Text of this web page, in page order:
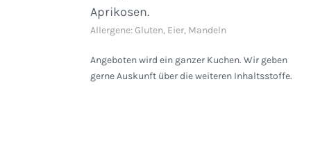
Aprikosen.
Allergene: Gluten, Eier, Mandeln
Angeboten wird ein ganzer Kuchen. Wir geben
gerne Auskunft über die weiteren Inhaltsstoffe.